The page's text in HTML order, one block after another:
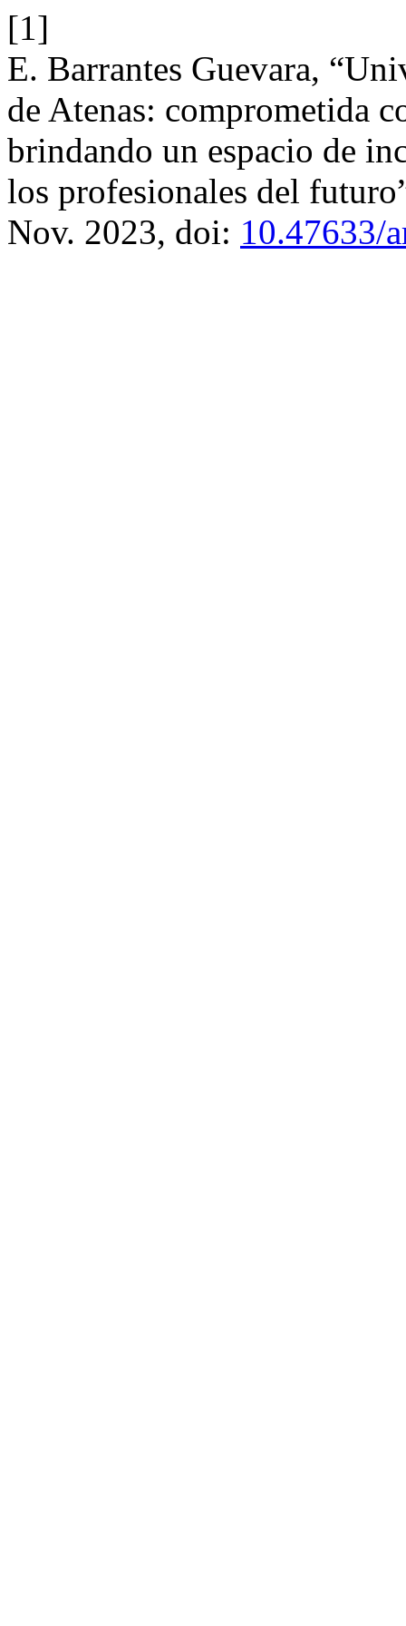
[1]
E. Barrantes Guevara,
de Atenas: comprometida
brindando un espacio de
los profesionales del
Nov. 2023, doi: 10.47633/